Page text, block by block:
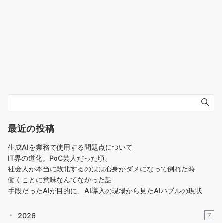
最近の投稿
生成AIを業務で使用する問題点について
IT界の道化。PoC芸人だった頃、
社会人が本当に敗北するのはは心身がダメになって倒れた時
働くことに意味なんてなかった話
手段だったAIが目的に、AI導入の現場から見たAIバブルの現状
2026 7